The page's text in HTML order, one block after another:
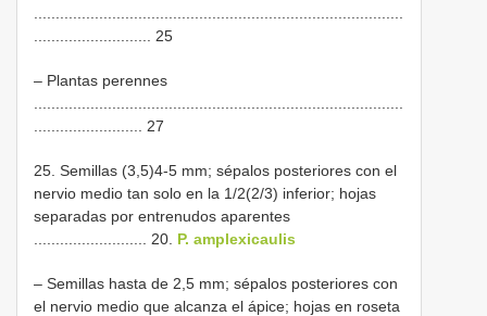
........................... 25
– Plantas perennes
......................... 27
25. Semillas (3,5)4-5 mm; sépalos posteriores con el
nervio medio tan solo en la 1/2(2/3) inferior; hojas
separadas por entrenudos aparentes
.......................... 20. P. amplexicaulis
– Semillas hasta de 2,5 mm; sépalos posteriores con
el nervio medio que alcanza el ápice; hojas en roseta